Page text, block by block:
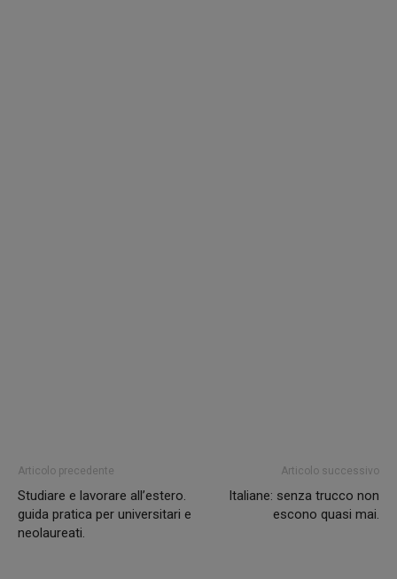
Articolo precedente
Studiare e lavorare all’estero.
guida pratica per universitari e
neolaureati.
Articolo successivo
Italiane: senza trucco non
escono quasi mai.